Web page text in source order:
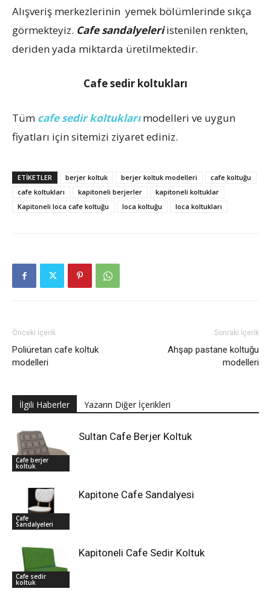
Alışveriş merkezlerinin yemek bölümlerinde sıkça
görmekteyiz. Cafe sandalyeleriistenilen renkten,
deriden yada miktarda üretilmektedir.
Cafe sedir koltukları
Tüm cafe sedirkoltuklarımodelleri ve uygun
fiyatları için sitemizi ziyaret ediniz.
ETIKETLER berjer koltuk berjer koltuk modelleri
cafe koltuğu
cafe koltukları
kapitoneli berjerler
kapitoneli koltuklar
Kapitoneli loca cafe koltuğu
loca koltuğu loca koltukları
Önceki İçerik
Poliüretan cafe koltuk
modelleri
Sonraki İçerik
Ahşap pastane koltuğu
modelleri
İlgili Haberler Yazarın Diğer İçerikleri
Cafe berjer
koltuk
Sultan Cafe Berjer Koltuk
Cafe
Sandalyeleri
Kapitone Cafe Sandalyesi
Cafe sedir
koltuk
Kapitoneli Cafe Sedir Koltuk